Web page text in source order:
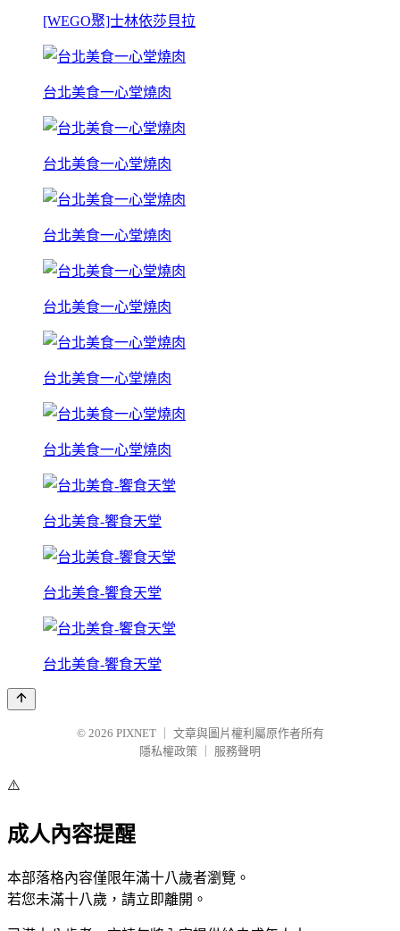
[WEGO聚]士林依莎貝拉
台北美食一心堂燒肉
台北美食一心堂燒肉
台北美食一心堂燒肉
台北美食一心堂燒肉
台北美食一心堂燒肉
台北美食一心堂燒肉
台北美食-饗食天堂
台北美食-饗食天堂
台北美食-饗食天堂
© 2026 PIXNET
文章與圖片權利屬原作者所有
隱私權政策
服務聲明
⚠️
成人內容提醒
本部落格內容僅限年滿十八歲者瀏覽。
若您未滿十八歲，請立即離開。